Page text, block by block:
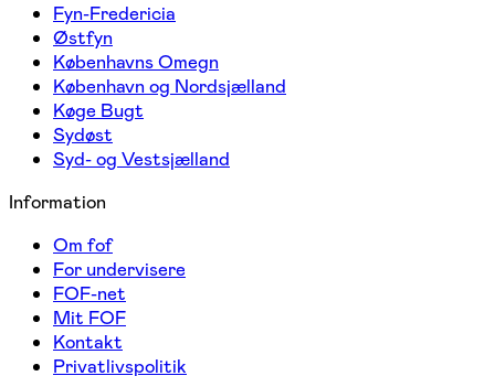
Fyn-Fredericia
Østfyn
Københavns Omegn
København og Nordsjælland
Køge Bugt
Sydøst
Syd- og Vestsjælland
Information
Om fof
For undervisere
FOF-net
Mit FOF
Kontakt
Privatlivspolitik